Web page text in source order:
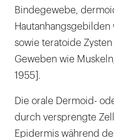
Bindegewebe,
Hautanhangsgebilden
sowie teratoide
Geweben wie
1955].
Die orale Dermoid-
durch versprengte
Epidermis während